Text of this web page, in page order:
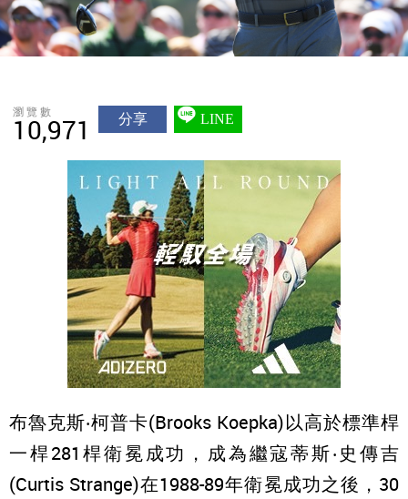
瀏覽數
10,971 分享 LINE
布魯克斯‧柯普卡(Brooks Koepka)以高於標準桿
一桿281桿衛冕成功，成為繼寇蒂斯‧史傳吉
(Curtis Strange)在1988-89年衛冕成功之後，30